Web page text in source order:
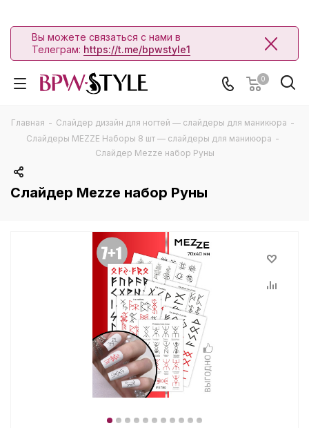
Вы можете связаться с нами в
Телеграм: https://t.me/bpwstyle1
0
Главная - Слайдер дизайн для ногтей — слайдеры для маникюра -
Слайдеры MEZZE Наборы 8 шт — слайдеры для маникюра -
Слайдер Mezze набор Руны
Слайдер Mezze набор Руны